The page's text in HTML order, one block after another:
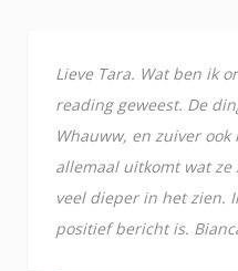
Lieve Tara. Wat ben ik
reading geweest. De
Whauww, en zuiver
allemaal uitkomt wat ze
veel dieper in het zien.
positief bericht is.